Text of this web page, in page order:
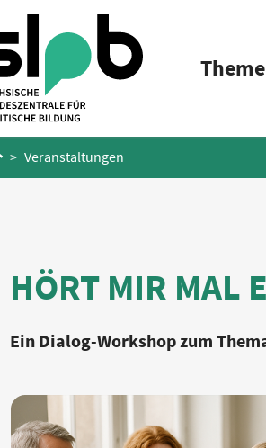
Startseite
Veranstaltungen
HÖRT MIR MAL
Ein Dialog-Workshop zum